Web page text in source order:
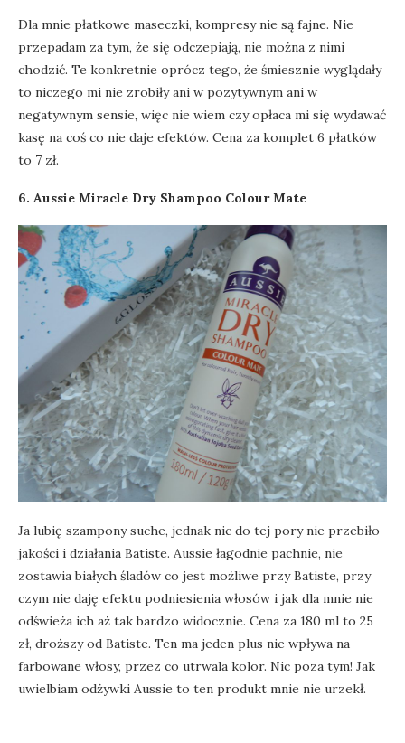
Dla mnie płatkowe maseczki, kompresy nie są fajne. Nie
przepadam za tym, że się odczepiają, nie można z nimi
chodzić. Te konkretnie oprócz tego, że śmiesznie wyglądały
to niczego mi nie zrobiły ani w pozytywnym ani w
negatywnym sensie, więc nie wiem czy opłaca mi się wydawać
kasę na coś co nie daje efektów. Cena za komplet 6 płatków
to 7 zł.
6. Aussie Miracle Dry Shampoo Colour Mate
Ja lubię szampony suche, jednak nic do tej pory nie przebiło
jakości i działania Batiste. Aussie łagodnie pachnie, nie
zostawia białych śladów co jest możliwe przy Batiste, przy
czym nie daję efektu podniesienia włosów i jak dla mnie nie
odświeża ich aż tak bardzo widocznie. Cena za 180 ml to 25
zł, droższy od Batiste. Ten ma jeden plus nie wpływa na
farbowane włosy, przez co utrwala kolor. Nic poza tym! Jak
uwielbiam odżywki Aussie to ten produkt mnie nie urzekł.